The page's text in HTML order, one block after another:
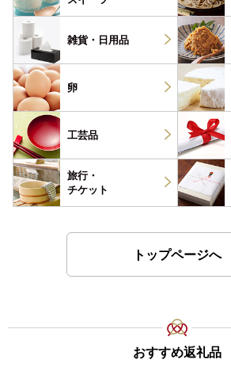
雑貨・ 日用品
卵
工芸品
旅行・
チケット
トップページへ
おすすめ返礼品